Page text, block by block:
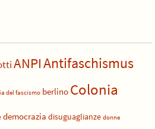
ANPIAntifaschismus
del fascismo berlino Colonia
democrazia disuguaglianze donne